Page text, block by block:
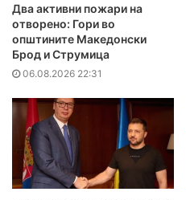
Два активни пожари на
отворено: Гори во
општините Македонски
Брод и Струмица
06.08.2026 22:31